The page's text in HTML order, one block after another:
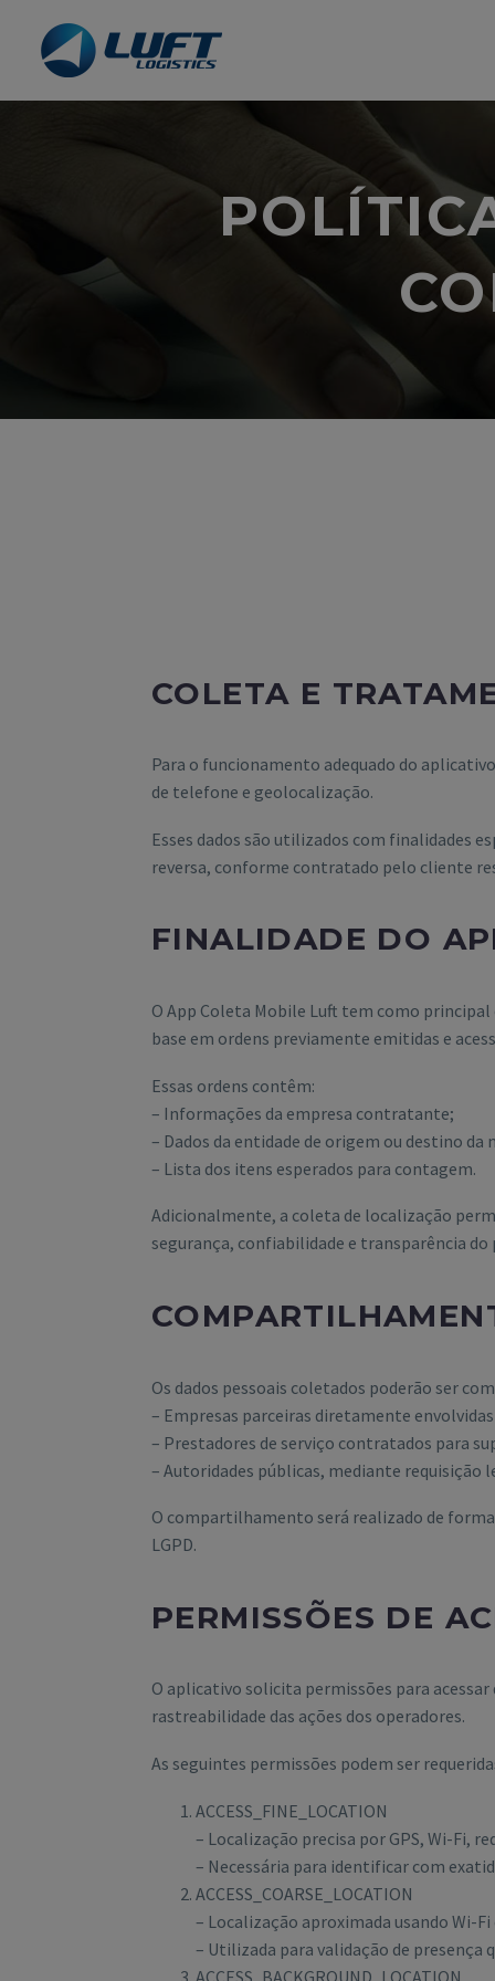
COLETA E
Para o funcionamento adequado do
de telefone e geolocalização.
Esses dados são utilizados com finalidades
reversa, conforme contratado pelo cliente
FINALIDADE DO
O App Coleta Mobile Luft tem como
base em ordens previamente emitidas e
Essas ordens contêm:
– Informações da empresa contratante;
– Dados da entidade de origem ou destino da
– Lista dos itens esperados para contagem.
Adicionalmente, a coleta de localização
segurança, confiabilidade e transparência
Os dados pessoais coletados poderão ser
– Empresas parceiras diretamente
– Prestadores de serviço contratados para
– Autoridades públicas, mediante requisição
O compartilhamento será realizado de
LGPD.
PERMISSÕES DE
O aplicativo solicita permissões para
rastreabilidade das ações dos operadores.
As seguintes permissões podem ser
ACCESS_FINE_LOCATION
– Localização precisa por GPS, Wi-Fi,
– Necessária para identificar com
ACCESS_COARSE_LOCATION
– Localização aproximada usando Wi-Fi
– Utilizada para validação de presença
ACCESS_BACKGROUND_LOCATION